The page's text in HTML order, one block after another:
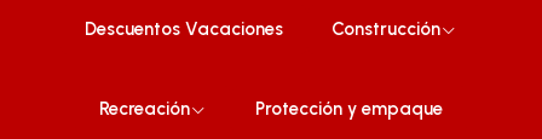
Descuentos Vacaciones Construcción
Recreación Protección y empaque